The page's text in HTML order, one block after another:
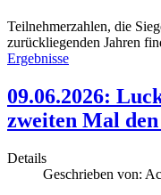
Teilnehmerzahlen, die
zurückliegenden Jahren
Ergebnisse
09.06.2026:
zweiten Mal
Details
Geschrieben von: